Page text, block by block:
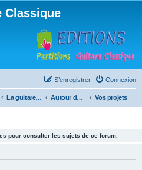
Classique
Connexion
S’enregistrer
La guitare : instrument, cours et théorie Autour de la guitare Vos projets
pour consulter les sujets de ce forum.